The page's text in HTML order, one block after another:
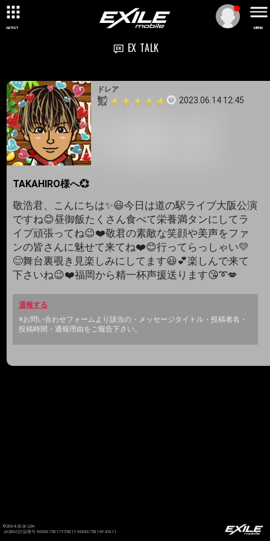
ARTIST MENU
EX TALK
ドレア
2023.06.14 12:45
TAKAHIRO様へ💞
敬浩君、こんにちは✨😃今日は道の駅ライブ大阪公演
ですね😊昼御飯たくさん食べて栄養満タンにしてラ
イブ頑張ってね😉❤️敬君の素敵な笑顔や美声をファ
ンの皆さんに魅せて来てね❤️😊行ってらっしゃい💛
😊舞台裏覗き見楽しみにしてます😃💕楽しんで来て
下さいね😉❤️福岡から精一杯声援送ります😘➰💋
通報する
※お問い合わせフォームより該当の・メッセージタイトル・投稿者名・
投稿時間・通報理由をご報告下さい。
©2004-2026 LDH
JASRAC許諾番号 9008675017Y55011 9008675014Y41011